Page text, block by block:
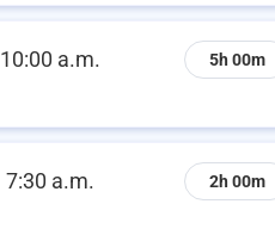
10:00 a.m. 5h 00m
7:30 a.m. 2h 00m